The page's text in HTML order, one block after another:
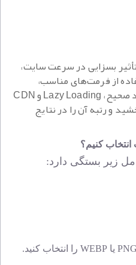
بسزایی در سرعت سایت،
از فرمت‌های مناسب،
فشرده‌سازی، متن جایگزین، ابعاد صحیح، Lazy Loading و CDN
و رتبه آن را در نتایج
کنیم؟
زیر بستگی دارد:
PNG یا WEBP را انتخاب کنید.